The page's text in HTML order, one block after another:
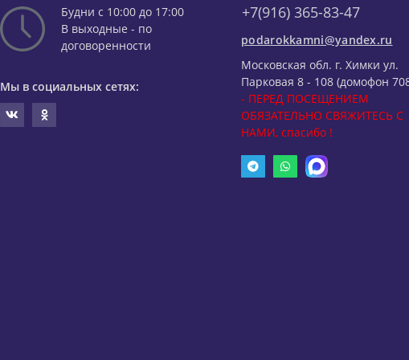
Будни с 10:00 до 17:00
В выходные - по
договоренности
Мы в социальных сетях:
+7(916) 365-83-47
podarokkamni@yandex.ru
Московская обл. г. Химки ул.
Парковая 8 - 108 (домофон
- ПЕРЕД ПОСЕЩЕНИЕМ
ОБЯЗАТЕЛЬНО СВЯЖИТЕСЬ С
НАМИ, спасибо !